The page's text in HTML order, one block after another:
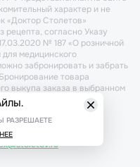
характер и не
«Доктор Столетов»
рецепта, согласно Указу
№ 187 «О розничной
медицинского
забронировать и забрать
товара
выкупа заказа в выбранном
2020г. Разрешение
заказам, претензии
РАЗРЕШАЕТЕ